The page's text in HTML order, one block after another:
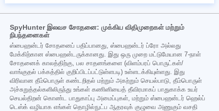
SpyHunter இலவச சோதனை: முக்கிய விதிமுறைகள் மற்றும்
நிபந்தனைகள்
ஸ்பைஹன்டர் சோதனைப் பதிப்பானது, ஸ்பைஹன்டர் ப்ரோ அல்லது
மேக்கிற்கான ஸ்பைஹன்டருக்கானது. இது ஒரு முறை மட்டுமேயான 7-நாள்
சோதனைக் காலத்திற்கு, பல சாதனங்களை (விளம்பரப் பொருட்கள்/
வாங்குதல் பக்கத்தில் குறிப்பிடப்பட்டுள்ளபடி) உள்ளடக்கியுள்ளது. இது
விரிவான தீம்பொருள் கண்டறிதல் மற்றும் அகற்றும் செயல்பாடு, தீம்பொருள்
அச்சுறுத்தல்களிலிருந்து உங்கள் கணினியைத் தீவிரமாகப் பாதுகாக்க உயர்
செயல்திறன் கொண்ட பாதுகாப்பு அமைப்புகள், மற்றும் ஸ்பைஹன்டர் ஹெல்ப்
டெஸ்க் வழியாக எங்கள் தொழில்நுட்ப ஆதரவுக் குழுவை அணுகும் வசதி